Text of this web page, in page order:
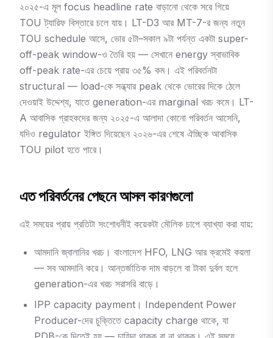
২০২৫-এ মূল focus headline rate বাড়ানো থেকে সরে গিয়ে
TOU ট্যারিফ বিস্তারে চলে যায়। LT-D3 আর MT-7-র জন্য নতুন
TOU schedule আসে, ভোর ৫টা–সকাল ৯টা পর্যন্ত একটা super-
off-peak window-ও তৈরি হয় — সেখানে energy স্বাভাবিক
off-peak rate-এর চেয়ে প্রায় ৩৫% কম। এই পরিবর্তনটা
structural — load-কে সন্ধ্যার peak থেকে ভোরের দিকে ঠেলে
দেওয়াই উদ্দেশ্য, যাতে generation-এর marginal খরচ কমে। LT-
A আবাসিক গ্রাহকদের জন্য ২০২৫-এ আলাদা কোনো পরিবর্তন আসেনি,
যদিও regulator ইঙ্গিত দিয়েছেন ২০২৬-এর শেষে ঐচ্ছিক আবাসিক
TOU pilot হতে পারে।
এত পরিবর্তনের পেছনে আসল কারণগুলো
এই সময়ের প্রায় প্রতিটা সংশোধনীই কয়েকটা মৌলিক চাপে ব্যাখ্যা করা যায়:
আমদানি জ্বালানির খরচ। বাংলাদেশ HFO, LNG আর ক্রমেই কয়লা
— সব আমদানি করে। আন্তর্জাতিক দাম বাড়লে বা টাকা দুর্বল হলে
generation-এর খরচ সরাসরি বাড়ে।
IPP capacity payment। Independent Power
Producer-দের চুক্তিতে capacity charge থাকে, যা